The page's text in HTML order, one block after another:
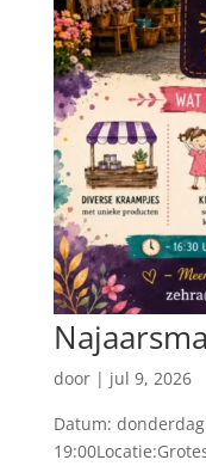
door | jul 9, 2026
Datum: